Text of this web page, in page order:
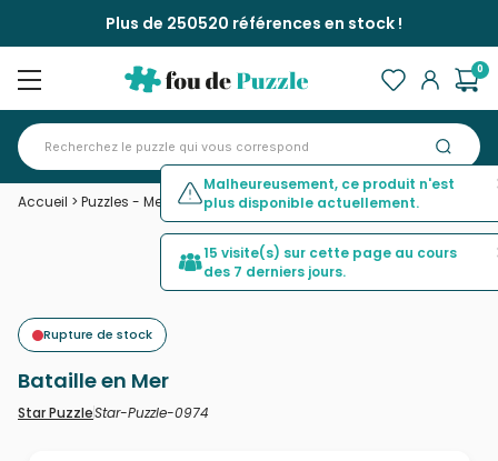
Plus de 250520 références en stock !
0
Accueil > Puzzles - Mers et Océans>Bataille en Mer
Rupture de stock
Bataille en Mer
Star PuzzleStar-Puzzle-0974
Malheureusement, ce produit n'est
plus disponible actuellement.
15 visite(s) sur cette page au cours
des 7 derniers jours.